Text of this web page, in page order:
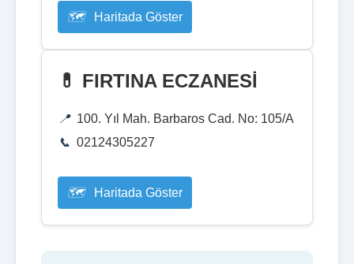
Haritada Göster
💊 FIRTINA ECZANESİ
100. Yıl Mah. Barbaros Cad. No: 105/A
02124305227
Haritada Göster